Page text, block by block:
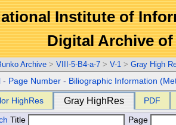
Institute of
Digital Archive
Archive > VIII-5-B4-a-7 > V-1 > Gray High
- Page Number - Biliographic Information
HighRes Gray HighRes PDF
Title Page